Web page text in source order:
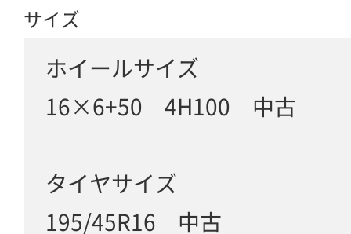
サイズ
ホイールサイズ
16×6+50 4H100 中古
タイヤサイズ
195/45R16 中古